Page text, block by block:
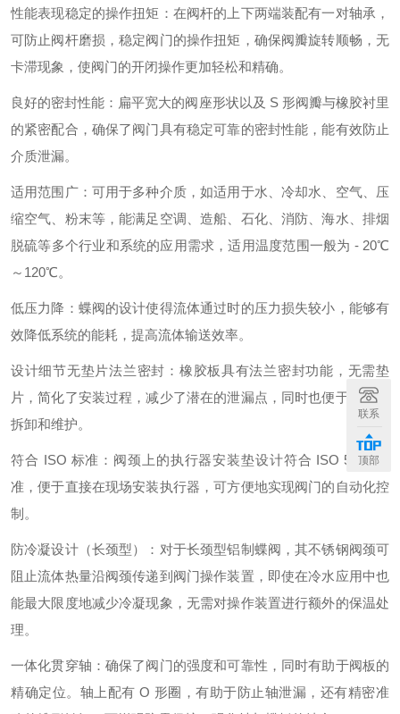
性能表现稳定的操作扭矩：在阀杆的上下两端装配有一对轴承，
可防止阀杆磨损，稳定阀门的操作扭矩，确保阀瓣旋转顺畅，无
卡滞现象，使阀门的开闭操作更加轻松和精确。
良好的密封性能：扁平宽大的阀座形状以及 S 形阀瓣与橡胶衬里
的紧密配合，确保了阀门具有稳定可靠的密封性能，能有效防止
介质泄漏。
适用范围广：可用于多种介质，如适用于水、冷却水、空气、压
缩空气、粉末等，能满足空调、造船、石化、消防、海水、排烟
脱硫等多个行业和系统的应用需求，适用温度范围一般为 - 20℃
～120℃。
低压力降：蝶阀的设计使得流体通过时的压力损失较小，能够有
效降低系统的能耗，提高流体输送效率。
设计细节无垫片法兰密封：橡胶板具有法兰密封功能，无需垫
片，简化了安装过程，减少了潜在的泄漏点，同时也便于阀门的
拆卸和维护。
符合 ISO 标准：阀颈上的执行器安装垫设计符合 ISO 5211 标
准，便于直接在现场安装执行器，可方便地实现阀门的自动化控
制。
防冷凝设计（长颈型）：对于长颈型铝制蝶阀，其不锈钢阀颈可
阻止流体热量沿阀颈传递到阀门操作装置，即使在冷水应用中也
能最大限度地减少冷凝现象，无需对操作装置进行额外的保温处
理。
一体化贯穿轴：确保了阀门的强度和可靠性，同时有助于阀板的
精确定位。轴上配有 O 形圈，有助于防止轴泄漏，还有精密准
联系
顶部